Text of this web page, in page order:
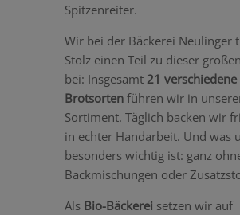
Spitzenreiter.
Wir bei der Bäckerei Neulinger
Stolz einen Teil zu dieser
bei: Insgesamt 21 verschiedene
Brotsortenführen wir in
Sortiment. Täglich backen wir
in echter Handarbeit. Und was
besonders wichtig ist: ganz
Backmischungen oder
Als Bio-Bäckerei setzen wir auf